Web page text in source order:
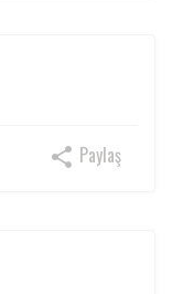
Paylaş